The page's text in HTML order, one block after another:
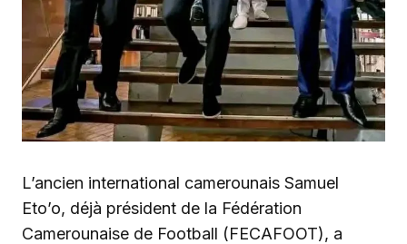
L’ancien international camerounais Samuel
Eto’o, déjà président de la Fédération
Camerounaise de Football (FECAFOOT), a